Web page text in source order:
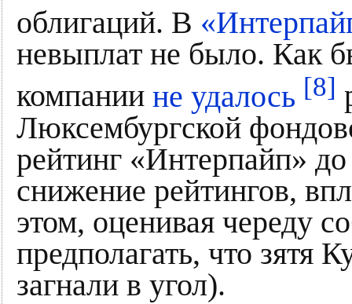
облигаций. В
невыплат не было. Как
компании не удалось [8]
Люксембургской
рейтинг «Интерпайп»
снижение рейтингов,
этом, оценивая череду
предполагать, что зятя
загнали в угол).